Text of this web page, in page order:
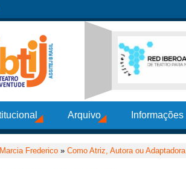
Arquivo
Marcia Frederico » Como Atriz, Autora ou Adaptadora